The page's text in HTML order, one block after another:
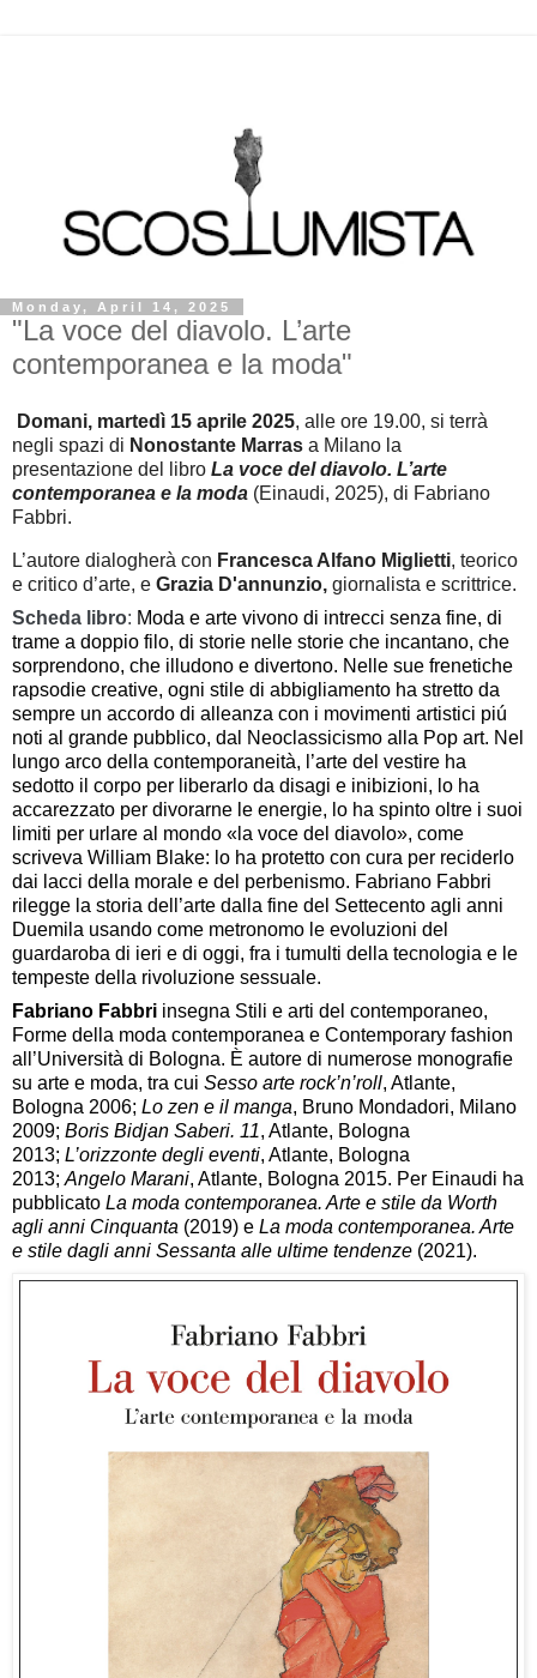
Monday, April 14, 2025
"La voce del diavolo. L’arte
contemporanea e la moda"
Domani, martedì 15 aprile 2025, alle ore 19.00, si terrà
negli spazi di Nonostante Marras a Milano la
presentazione del libro La voce del diavolo. L’arte
contemporanea e la moda (Einaudi, 2025), di Fabriano
Fabbri.
L’autore dialogherà con Francesca Alfano Miglietti, teorico
e critico d’arte, e Grazia D'annunzio, giornalista e scrittrice.
Scheda libro: Moda e arte vivono di intrecci senza fine, di
trame a doppio filo, di storie nelle storie che incantano, che
sorprendono, che illudono e divertono. Nelle sue frenetiche
rapsodie creative, ogni stile di abbigliamento ha stretto da
sempre un accordo di alleanza con i movimenti artistici piú
noti al grande pubblico, dal Neoclassicismo alla Pop art. Nel
lungo arco della contemporaneità, l’arte del vestire ha
sedotto il corpo per liberarlo da disagi e inibizioni, lo ha
accarezzato per divorarne le energie, lo ha spinto oltre i suoi
limiti per urlare al mondo «la voce del diavolo», come
scriveva William Blake: lo ha protetto con cura per reciderlo
dai lacci della morale e del perbenismo. Fabriano Fabbri
rilegge la storia dell’arte dalla fine del Settecento agli anni
Duemila usando come metronomo le evoluzioni del
guardaroba di ieri e di oggi, fra i tumulti della tecnologia e le
tempeste della rivoluzione sessuale.
Fabriano Fabbri insegna Stili e arti del contemporaneo,
Forme della moda contemporanea e Contemporary fashion
all’Università di Bologna. È autore di numerose monografie
su arte e moda, tra cui Sesso arte rock’n’roll, Atlante,
Bologna 2006; Lo zen e il manga, Bruno Mondadori, Milano
2009; Boris Bidjan Saberi. 11, Atlante, Bologna
2013; L’orizzonte degli eventi, Atlante, Bologna
2013; Angelo Marani, Atlante, Bologna 2015. Per Einaudi ha
pubblicato La moda contemporanea. Arte e stile da Worth
agli anni Cinquanta (2019) e La moda contemporanea. Arte
e stile dagli anni Sessanta alle ultime tendenze (2021).